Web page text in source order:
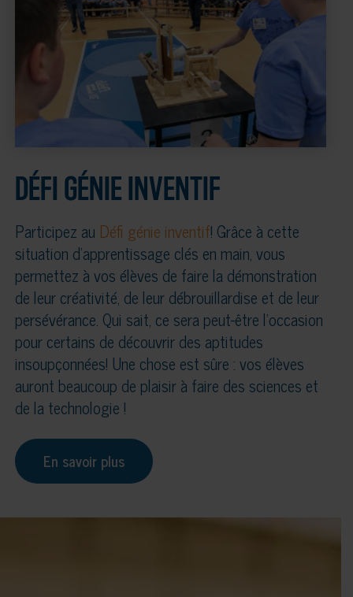
DÉFI GÉNIE INVENTIF
Participez au Défi génie inventif! Grâce à cette
situation d’apprentissage clés en main, vous
permettez à vos élèves de faire la démonstration
de leur créativité, de leur débrouillardise et de leur
persévérance. Qui sait, ce sera peut-être l’occasion
pour certains de découvrir des aptitudes
insoupçonnées! Une chose est sûre : vos élèves
auront beaucoup de plaisir à faire des sciences et
de la technologie !
En savoir plus